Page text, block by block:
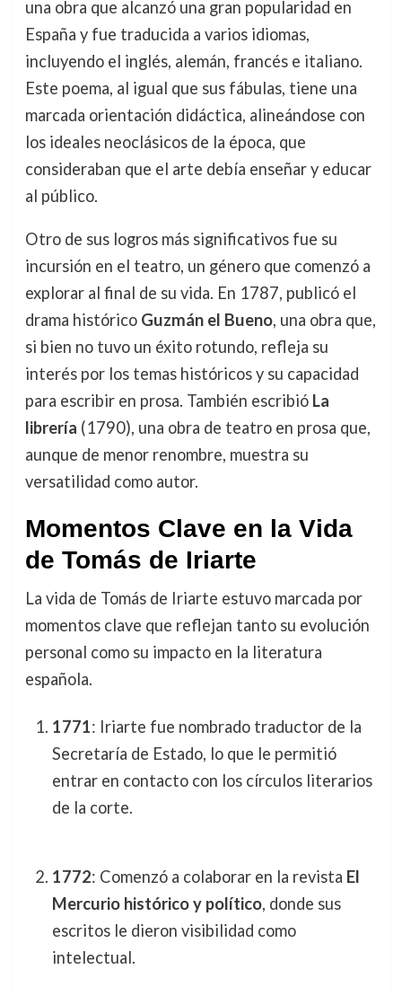
una obra que alcanzó una gran popularidad en
España y fue traducida a varios idiomas,
incluyendo el inglés, alemán, francés e italiano.
Este poema, al igual que sus fábulas, tiene una
marcada orientación didáctica, alineándose con
los ideales neoclásicos de la época, que
consideraban que el arte debía enseñar y educar
al público.
Otro de sus logros más significativos fue su
incursión en el teatro, un género que comenzó a
explorar al final de su vida. En 1787, publicó el
drama histórico Guzmán el Bueno, una obra que,
si bien no tuvo un éxito rotundo, refleja su
interés por los temas históricos y su capacidad
para escribir en prosa. También escribió La
librería (1790), una obra de teatro en prosa que,
aunque de menor renombre, muestra su
versatilidad como autor.
Momentos Clave en la Vida
de Tomás de Iriarte
La vida de Tomás de Iriarte estuvo marcada por
momentos clave que reflejan tanto su evolución
personal como su impacto en la literatura
española.
1771: Iriarte fue nombrado traductor de la
Secretaría de Estado, lo que le permitió
entrar en contacto con los círculos literarios
de la corte.
1772: Comenzó a colaborar en la revista El
Mercurio histórico y político, donde sus
escritos le dieron visibilidad como
intelectual.